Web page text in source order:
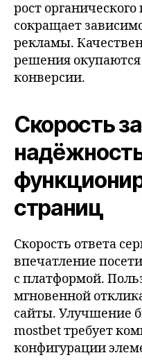
рост
сокращает
рекламы.
решения
конверсии.
Скорость
страниц
Скорость ответа
впечатление
с платформой.
мгновенной
сайты. Улучшение
mostbet требует
конфигурации